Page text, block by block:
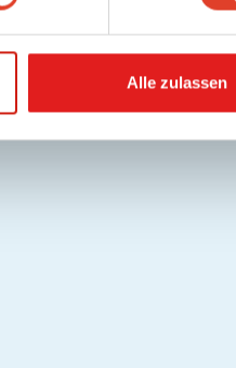
Alle zulassen